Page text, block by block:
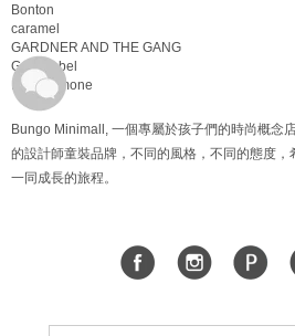
Bonton
caramel
GARDNER AND THE GANG
Gray Label
Hello Simone
Bungo Minimall, 一個專屬於孩子們的時尚概念
的設計師童裝品牌，不同的風格，不同的態度
一同成長的旅程。